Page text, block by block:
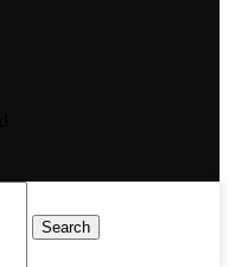
Search